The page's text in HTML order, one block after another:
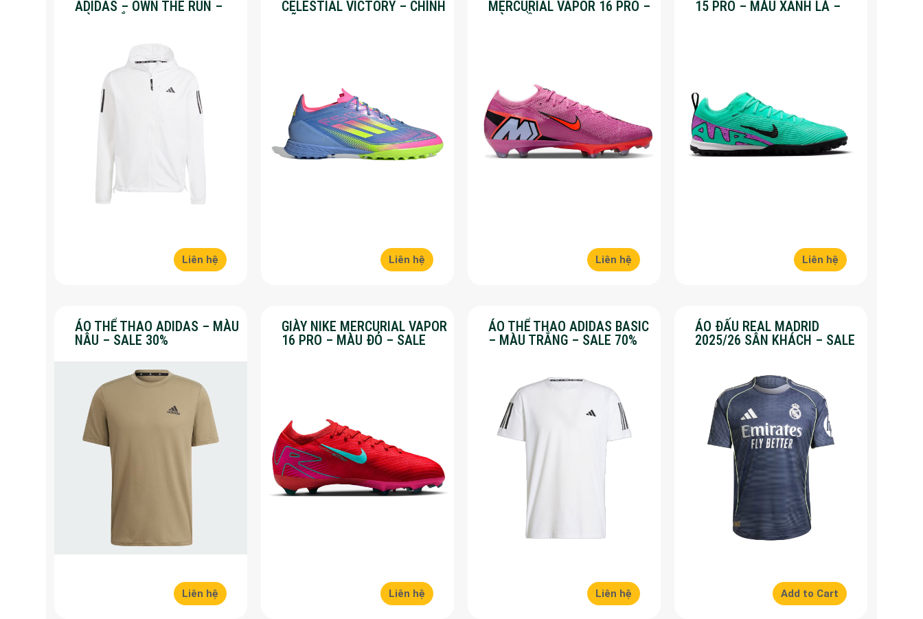
ADIDAS – OWN THE RUN –
MÀU TRẮNG
Liên hệ
CELESTIAL VICTORY – CHÍNH
HÃNG – SALE 30%
Liên hệ
MERCURIAL VAPOR 16 PRO –
MÀU HỒNG – SALE 50%
Liên hệ
15 PRO – MÀU XANH LÁ –
Liên hệ
ÁO THỂ THAO ADIDAS – MÀU
NÂU – SALE 30%
Liên hệ
GIÀY NIKE MERCURIAL VAPOR
16 PRO – MÀU ĐỎ – SALE
Liên hệ
ÁO THỂ THAO ADIDAS BASIC
– MÀU TRẮNG – SALE 70%
Liên hệ
ÁO ĐẤU REAL MADRID
2025/26 SÂN KHÁCH – SALE
Add to Cart